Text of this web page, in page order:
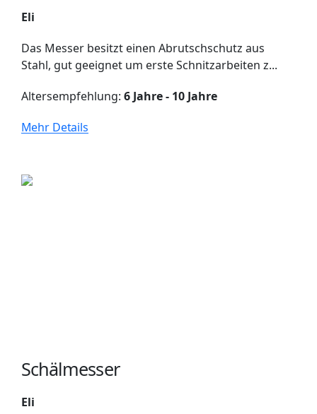
Eli
Das Messer besitzt einen Abrutschschutz aus
Stahl, gut geeignet um erste Schnitzarbeiten z...
Altersempfehlung: 6 Jahre - 10 Jahre
Mehr Details
Schälmesser
Eli